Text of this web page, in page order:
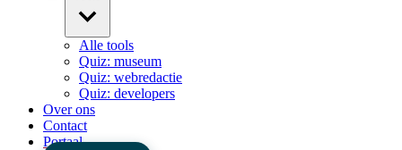
Alle tools
Quiz: museum
Quiz: webredactie
Quiz: developers
Over ons
Contact
Portaal